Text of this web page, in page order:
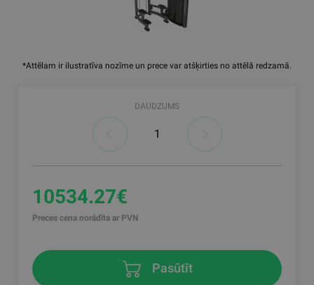
*Attēlam ir ilustratīva nozīme un prece var atšķirties no attēlā redzamā.
DAUDZUMS
10534.27€
Preces cena norādīta ar PVN
Pasūtīt